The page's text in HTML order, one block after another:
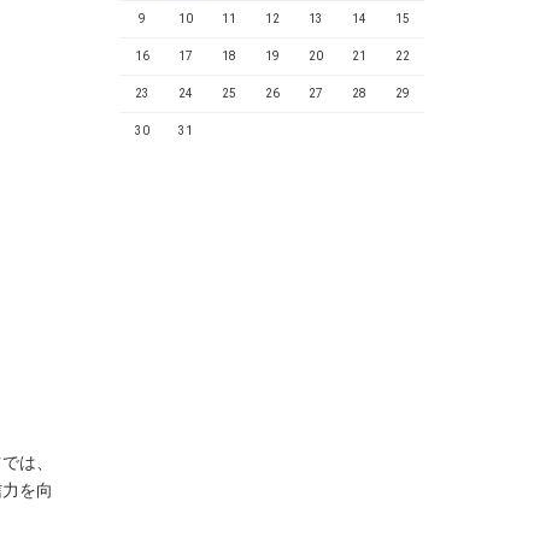
は、
を向
9 10 11 12 13 14 15
16 17 18 19 20 21 22
23 24 25 26 27 28 29
30 31